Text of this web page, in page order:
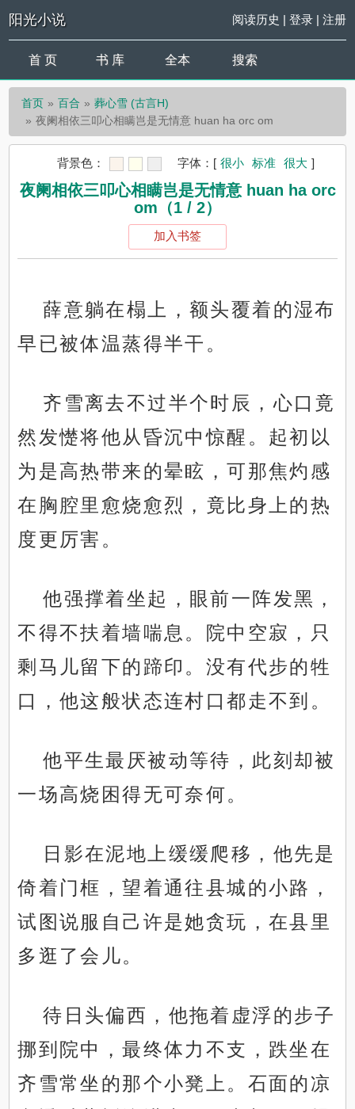
阳光小说 阅读历史 | 登录| 注册
首 页 书 库 全本 搜索
首页 百合
葬心雪 (古言H)
夜阑相依三叩心相瞒岂是无情意 huan ha orc om
背景色： 字体： [ 很小 标准 很大 ]
夜阑相依三叩心相瞒岂是无情意 huan ha orc
om（1 / 2）
加入书签
薛意躺在榻上，额头覆着的湿布
早已被体温蒸得半干。
齐雪离去不过半个时辰，心口竟
然发憷将他从昏沉中惊醒。起初以
为是高热带来的晕眩，可那焦灼感
在胸腔里愈烧愈烈，竟比身上的热
度更厉害。
他强撑着坐起，眼前一阵发黑，
不得不扶着墙喘息。院中空寂，只
剩马儿留下的蹄印。没有代步的牲
口，他这般状态连村口都走不到。
他平生最厌被动等待，此刻却被
一场高烧困得无可奈何。
日影在泥地上缓缓爬移，他先是
倚着门框，望着通往县城的小路，
试图说服自己许是她贪玩，在县里
多逛了会儿。
待日头偏西，他拖着虚浮的步子
挪到院中，最终体力不支，跌坐在
齐雪常坐的那个小凳上。石面的凉